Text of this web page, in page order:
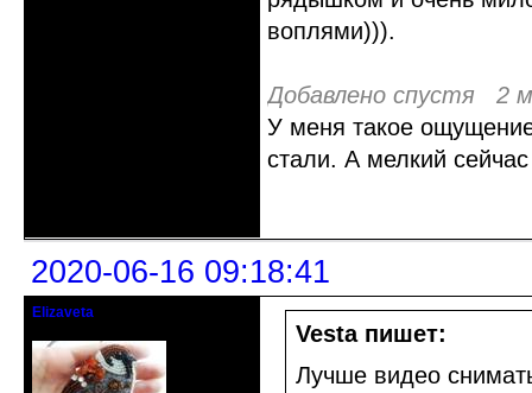
воплями))).
Добавлено спустя 2
У меня такое
стали. А мелкий
2020-06-16 09:18:41
Elizaveta
Vesta пишет:
Лучше видео